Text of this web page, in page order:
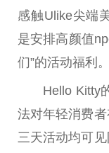
感触Ulike尖端
是安排高颜值
们”的活动福利。
Hello Kitty
法对年轻消费
三天活动均可